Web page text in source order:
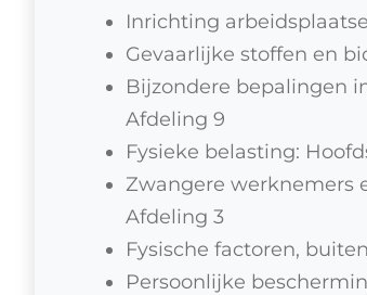
Inrichting
Gevaarlijke stoffen en
Bijzondere bepalingen
Afdeling 9
Fysieke belasting:
Zwangere werknemers
Afdeling 3
Fysische factoren,
Persoonlijke